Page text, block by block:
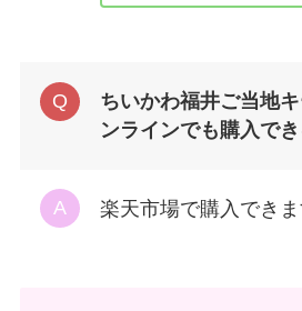
ちいかわ福井ご当地
ンラインでも購入で
楽天市場で購入できま